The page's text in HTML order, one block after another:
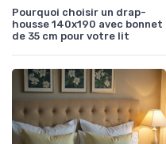
Pourquoi choisir un drap-
housse 140x190 avec bonnet
de 35 cm pour votre lit